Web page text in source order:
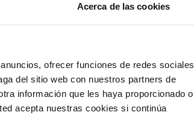
Acerca de las cookies
ofrecer funciones de redes sociales
del sitio web con nuestros partners de
información que les haya proporcionado o
acepta nuestras cookies si continúa